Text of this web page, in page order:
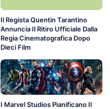
Il Regista Quentin Tarantino
Annuncia Il Ritiro Ufficiale Dalla
Regia Cinematografica Dopo
Dieci Film
I Marvel Studios Pianificano Il